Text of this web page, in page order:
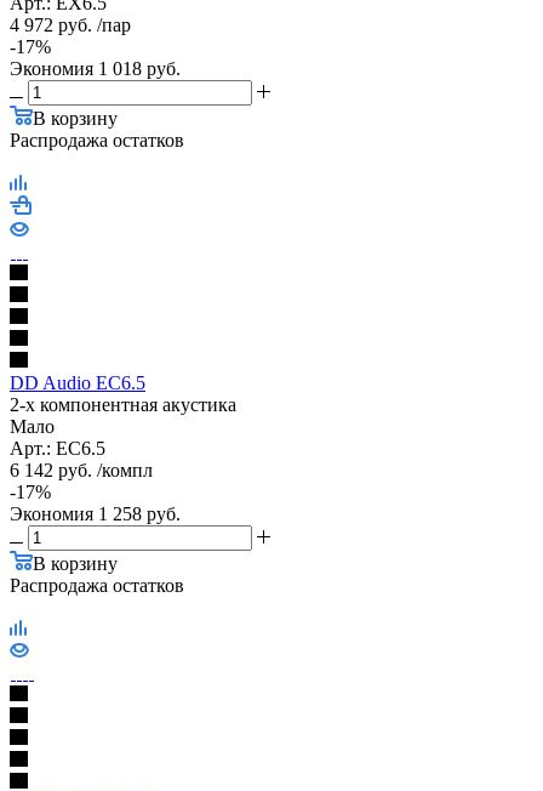
4 972 руб. /пар
-17%
Экономия 1 018 руб.
В корзину
Распродажа остатков
DD Audio EC6.5
2-х компонентная акустика
Мало
Арт.: EC6.5
6 142 руб. /компл
-17%
Экономия 1 258 руб.
В корзину
Распродажа остатков